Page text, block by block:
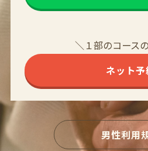
＼１部のコース
ネット予
男性利用